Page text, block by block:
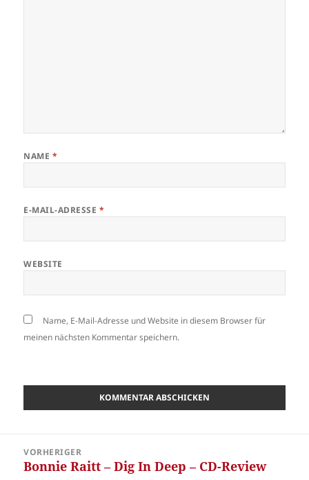
NAME *
E-MAIL-ADRESSE *
WEBSITE
Name, E-Mail-Adresse und Website in diesem Browser für
meinen nächsten Kommentar speichern.
VORHERIGER
Vorheriger
Bonnie Raitt – Dig In Deep – CD-Review